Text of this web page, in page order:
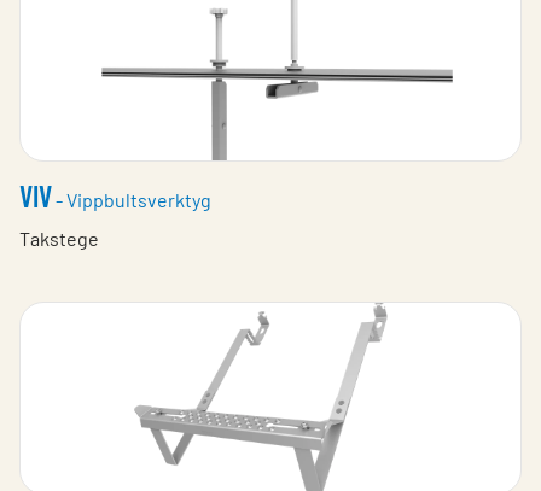
VIV- Vippbultsverktyg
Takstege